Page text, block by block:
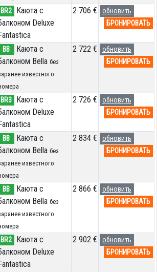
BR2
Каюта с
Deluxe
2 706 €
обновить
БРОНИРОВАТЬ
BB
Каюта с
Bella без
известного
2 722 €
обновить
БРОНИРОВАТЬ
BR3
Каюта с
Deluxe
2 726 €
обновить
БРОНИРОВАТЬ
BB
Каюта с
Bella без
известного
2 834 €
обновить
БРОНИРОВАТЬ
BB
Каюта с
Bella без
известного
2 866 €
обновить
БРОНИРОВАТЬ
BR2
Каюта с
Deluxe
2 902 €
обновить
БРОНИРОВАТЬ